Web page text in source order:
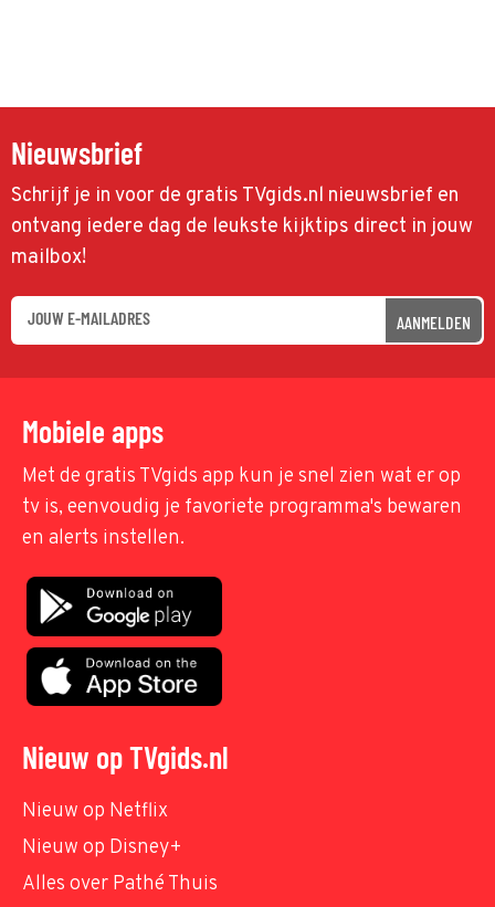
Nieuwsbrief
Schrijf je in voor de gratis TVgids.nl nieuwsbrief en
ontvang iedere dag de leukste kijktips direct in jouw
mailbox!
AANMELDEN
Mobiele apps
Met de gratis TVgids app kun je snel zien wat er op
tv is, eenvoudig je favoriete programma's bewaren
en alerts instellen.
Nieuw op TVgids.nl
Nieuw op Netflix
Nieuw op Disney+
Alles over Pathé Thuis